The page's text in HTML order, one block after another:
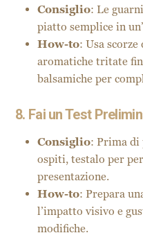
Consiglio: Le
piatto semplice in
How-to: Usa
aromatiche tritate
balsamiche per
8. Fai un Test
Consiglio: Prima
ospiti, testalo per
presentazione.
How-to: Prepara
l’impatto visivo e
modifiche.